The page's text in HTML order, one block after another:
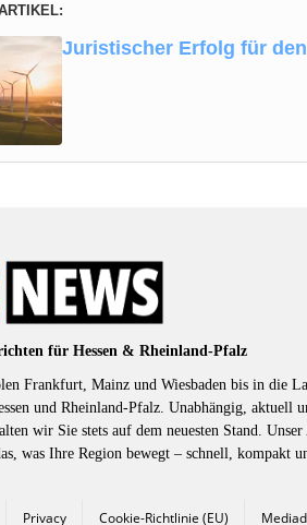
Juristischer Erfolg für
für Hessen & Rheinland-Pfalz
Frankfurt, Mainz und Wiesbaden bis in die
und Rheinland-Pfalz. Unabhängig,
wir Sie stets auf dem neuesten Stand.
was Ihre Region bewegt – schnell, kompakt
Privacy Cookie-Richtlinie (EU)